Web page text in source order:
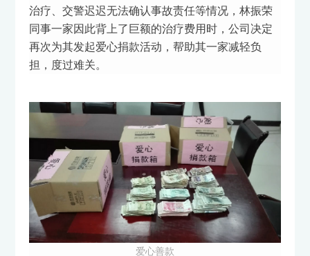
治疗、交警迟迟无法确认事故责任等情况，林振荣
同事一家因此背上了巨额的治疗费用时，公司决定
再次为其发起爱心捐款活动，帮助其一家减轻负
担，度过难关。
爱心善款